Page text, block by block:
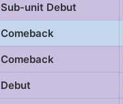
Sub-unit Debut
Comeback
Comeback
Debut